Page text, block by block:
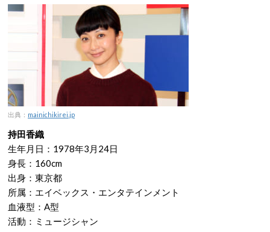
出典： mainichikirei.jp
持田香織
生年月日：1978年3月24日
身長：160cm
出身：東京都
所属：エイベックス・エンタテインメント
血液型：A型
活動：ミュージシャン